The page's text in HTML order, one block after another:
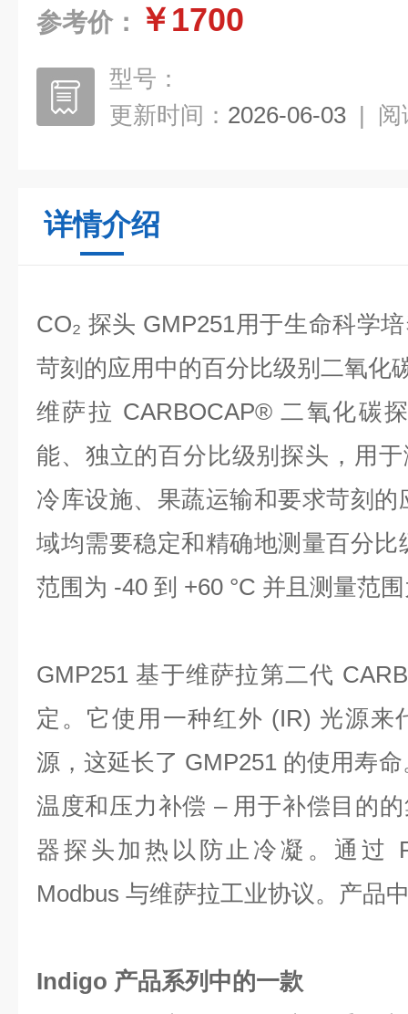
参考价： ￥1700
型号：
更新时间： 2026-06-03 | 阅
详情介绍
CO₂ 探头 GMP251用于生命科学
苛刻的应用中的百分比级别二氧化
维萨拉 CARBOCAP® 二氧化碳
能、独立的百分比级别探头，用
冷库设施、果蔬运输和要求苛刻
域均需要稳定和精确地测量百分
范围为 -40 到 +60 °C 并且测量范
GMP251 基于维萨拉第二代
定。它使用一种红外 (IR) 光源来
源，这延长了 GMP251 的使用寿
温度和压力补偿 – 用于补偿目的
器探头加热以防止冷凝。通过
Modbus 与维萨拉工业协议。产品
Indigo 产品系列中的一款